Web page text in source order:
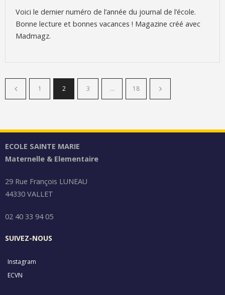
Voici le dernier numéro de l’année du journal de l’école.
Bonne lecture et bonnes vacances ! Magazine créé avec
Madmagz.
1 2 3 … 18
ECOLE SAINTE MARIE
Maternelle & Elementaire
29 Rue François LUNEAU
44330 VALLET
02 40 33 94 05
SUIVEZ-NOUS
Instagram
ECVN